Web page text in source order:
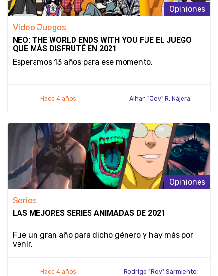
Opiniones
Video Juegos
NEO: THE WORLD ENDS WITH YOU FUE EL JUEGO
QUE MÁS DISFRUTÉ EN 2021
Esperamos 13 años para ese momento.
Hace 4 años Alhan "Jov" R. Nájera
Opiniones
Series
LAS MEJORES SERIES ANIMADAS DE 2021
Fue un gran año para dicho género y hay más por
venir.
Hace 4 años Rodrigo "Roy" Sarmiento